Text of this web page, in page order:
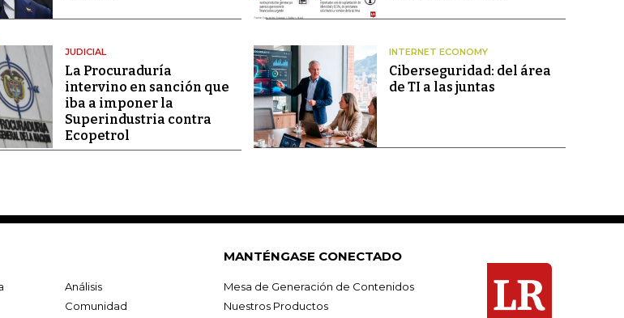
JUDICIAL
La Procuraduría
intervino en sanción que
iba a imponer la
Superindustria contra
Ecopetrol
INTERNET ECONOMY
Ciberseguridad: del área
de TI a las juntas
Análisis
Comunidad
MANTÉNGASE CONECTADO
Mesa de Generación de Contenidos
Nuestros Productos